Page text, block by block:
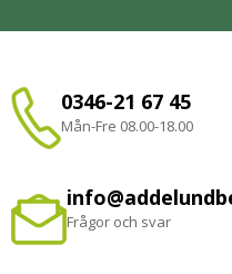
0346-21 67 45
Mån-Fre 08.00-18.00
Frågor och svar